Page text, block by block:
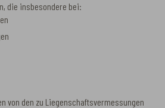
die insbesondere bei:
von den zu Liegenschaftsvermessungen